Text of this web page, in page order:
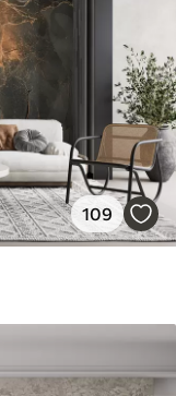
109